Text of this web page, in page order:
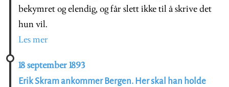
bekymret og elendig, og får slett ikke til å skrive det
hun vil.
Les mer
18 september 1893
Erik Skram ankommer Bergen. Her skal han holde